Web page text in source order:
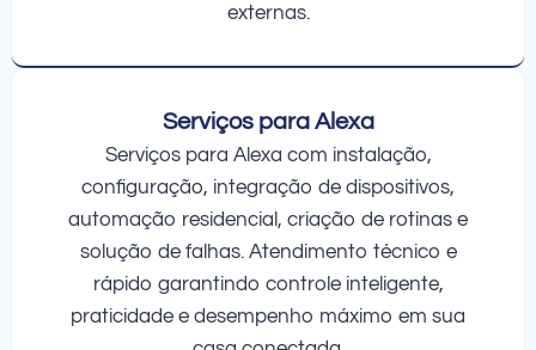
externas.
Serviços para Alexa
Serviços para Alexa com instalação,
configuração, integração de dispositivos,
automação residencial, criação de rotinas e
solução de falhas. Atendimento técnico e
rápido garantindo controle inteligente,
praticidade e desempenho máximo em sua